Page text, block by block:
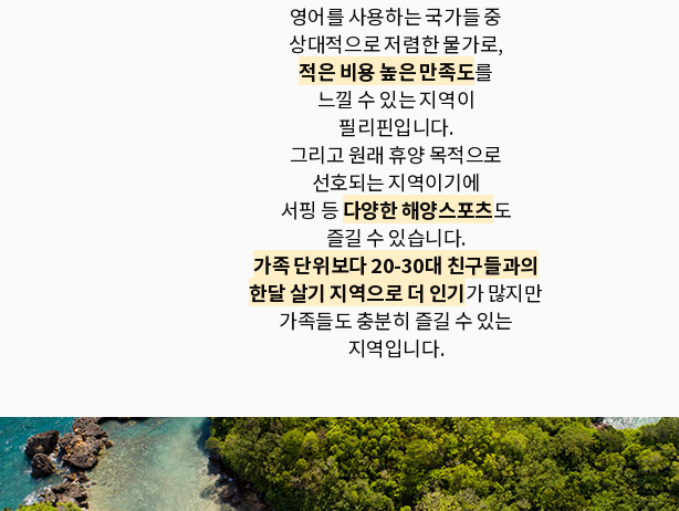
영어를 사용하는 국가들 중
상대적으로 저렴한 물가로,
적은 비용 높은 만족도를
느낄 수 있는 지역이
필리핀입니다.
그리고 원래 휴양 목적으로
선호되는 지역이기에
서핑 등다양한 해양스포츠도
즐길 수 있습니다.
가족 단위보다 20-30대 친구들과의
한달 살기 지역으로 더 인기가 많지만
가족들도 충분히 즐길 수 있는
지역입니다.